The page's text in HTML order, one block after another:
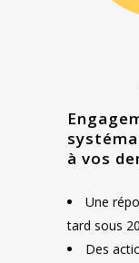
à vos
Une
tard sous
Des